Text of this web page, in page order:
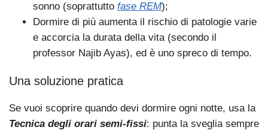
sonno (soprattutto fase REM);
Dormire di più aumenta il rischio di patologie varie
e accorcia la durata della vita (secondo il
professor Najib Ayas), ed è uno spreco di tempo.
Una soluzione pratica
Se vuoi scoprire quando devi dormire ogni notte, usa la
Tecnica degli orari semi-fissi: punta la sveglia sempre